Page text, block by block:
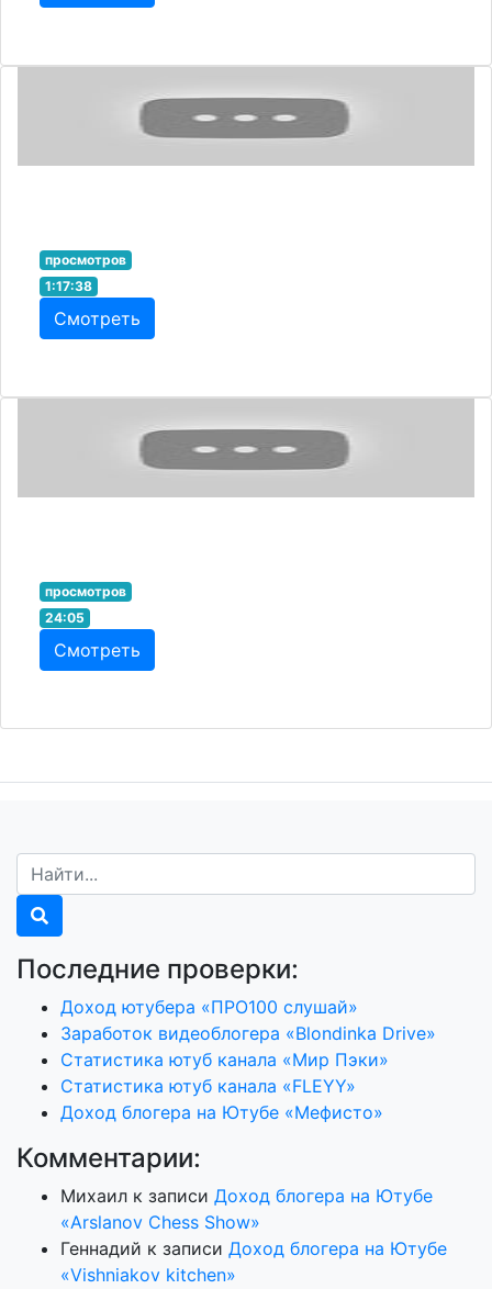
просмотров
1:17:38
Смотреть
просмотров
24:05
Смотреть
Последние проверки:
Доход ютубера «ПРО100 слушай»
Заработок видеоблогера «Blondinka Drive»
Статистика ютуб канала «Мир Пэки»
Статистика ютуб канала «FLEYY»
Доход блогера на Ютубе «Мефисто»
Комментарии:
Михаил к записи Доход блогера на Ютубе
«Arslanov Chess Show»
Геннадий к записи Доход блогера на Ютубе
«Vishniakov kitchen»